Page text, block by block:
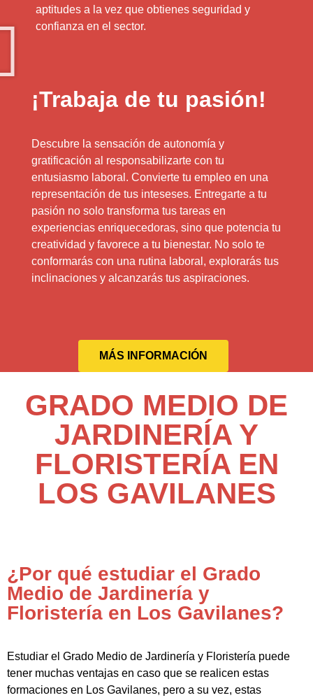
aptitudes a la vez que obtienes seguridad y
confianza en el sector.
¡Trabaja de tu pasión!
Descubre la sensación de autonomía y
gratificación al responsabilizarte con tu
entusiasmo laboral. Convierte tu empleo en una
representación de tus inteseses. Entregarte a tu
pasión no solo transforma tus tareas en
experiencias enriquecedoras, sino que potencia tu
creatividad y favorece a tu bienestar. No solo te
conformarás con una rutina laboral, explorarás tus
inclinaciones y alcanzarás tus aspiraciones.
MÁS INFORMACIÓN
GRADO MEDIO DE
JARDINERÍA Y
FLORISTERÍA EN
LOS GAVILANES
¿Por qué estudiar el Grado
Medio de Jardinería y
Floristería en Los Gavilanes?
Estudiar el Grado Medio de Jardinería y Floristería puede
tener muchas ventajas en caso que se realicen estas
formaciones en Los Gavilanes, pero a su vez, estas